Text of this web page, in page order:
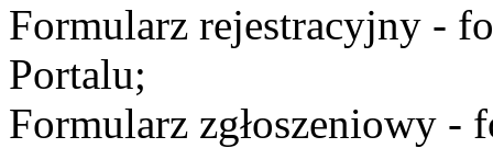
Formularz rejestracyjny -
Portalu;
Formularz zgłoszeniowy -